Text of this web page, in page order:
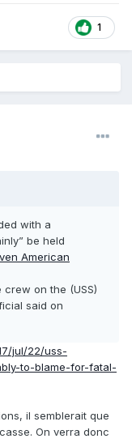
1
with a
be held
American
on the (USS)
said on
jul/22/uss-
to-blame-for-fatal-
il semblerait que
On verra donc